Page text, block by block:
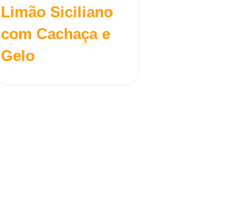
Limão Siciliano
com Cachaça e
Gelo